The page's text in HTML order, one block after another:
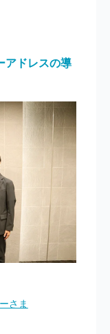
アドレスの導
さま